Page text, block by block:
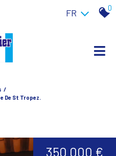
FR 0
De St Tropez.
350 000 €